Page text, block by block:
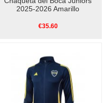
2025-2026 Amarillo
€35.60